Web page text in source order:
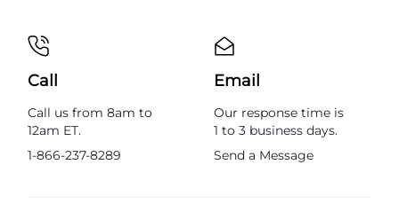
Call
Call us from 8am to
12am ET.
1-866-237-8289
Email
Our response time is
1 to 3 business days.
Send a Message